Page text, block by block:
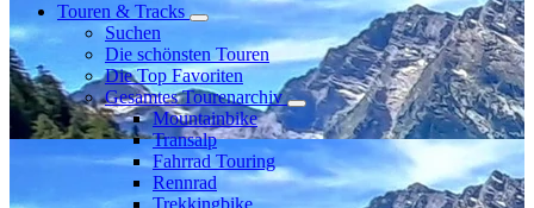
Touren & Tracks
Suchen
Die schönsten Touren
Die Top Favoriten
Gesamtes Tourenarchiv
Mountainbike
Transalp
Fahrrad Touring
Rennrad
Trekkingbike